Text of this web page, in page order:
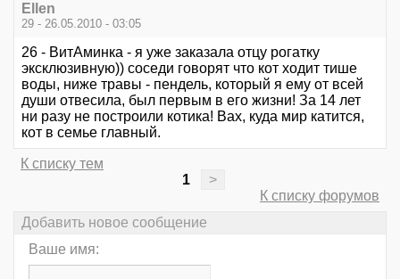
Ellen
29 - 26.05.2010 - 03:05
26 - ВитАминка - я уже заказала отцу рогатку
эксклюзивную)) соседи говорят что кот ходит тише
воды, ниже травы - пендель, который я ему от всей
души отвесила, был первым в его жизни! За 14 лет
ни разу не построили котика! Вах, куда мир катится,
кот в семье главный.
К списку тем
1
>
К списку форумов
Добавить новое сообщение
Ваше имя: